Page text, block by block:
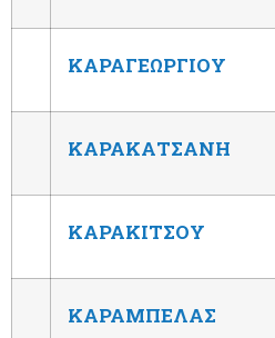
ΚΑΡΑΓΕΩΡΓΙΟΥ
ΚΑΡΑΚΑΤΣΑΝΗ
ΚΑΡΑΚΙΤΣΟΥ
ΚΑΡΑΜΠΕΛΑΣ